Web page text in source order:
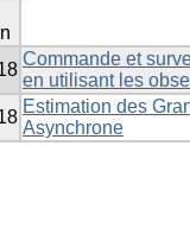
Commande et
en utilisant les
Estimation des
Asynchrone